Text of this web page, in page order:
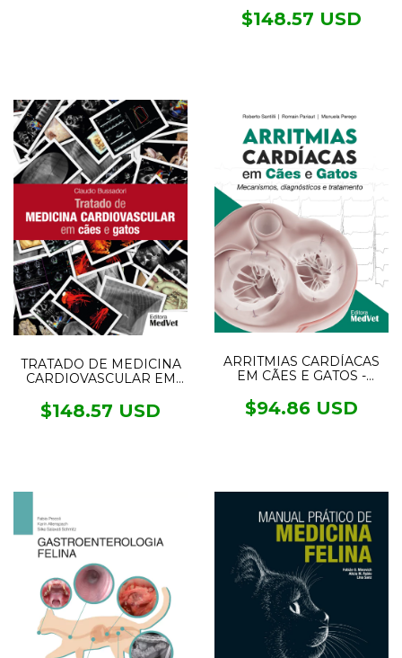
GATOS 2.ED
$148.57 USD
TRATADO DE MEDICINA
CARDIOVASCULAR EM
$148.57 USD
ARRITMIAS CARDÍACAS
EM CÃES E GATOS -
Diagnósticos e
Tratamentos
$94.86 USD